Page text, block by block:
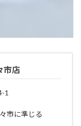
市店
1
市に準じる